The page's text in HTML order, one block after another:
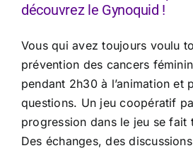
découvrez le Gynoquid !
Vous qui avez toujours voulu
prévention des cancers
pendant 2h30 à l’animation et
questions. Un jeu coopératif
progression dans le jeu se fait
Des échanges, des